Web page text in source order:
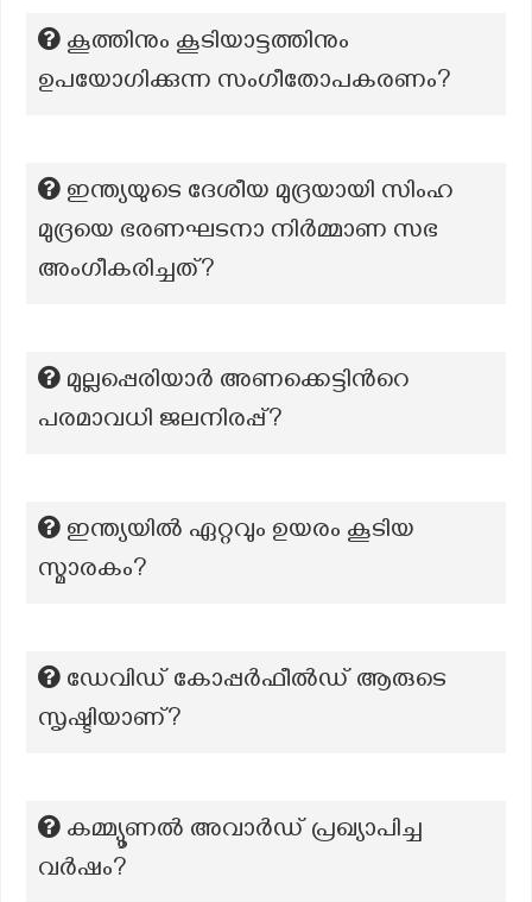
കൂത്തിനും കൂടിയാട്ടത്തിനും
ഉപയോഗിക്കുന്ന സംഗീതോപകരണം?
ഇന്ത്യയുടെ ദേശീയ മുദ്രയായി സിംഹ
മുദ്രയെ ഭരണഘടനാ നിർമ്മാണ സഭ
അംഗീകരിച്ചത്?
മുല്ലപ്പെരിയാർ അണക്കെട്ടിന്‍റെ
പരമാവധി ജലനിരപ്പ്?
ഇന്ത്യയിൽ ഏറ്റവും ഉയരം കൂടിയ
സ്മാരകം?
ഡേവിഡ് കോപ്പർഫീൽഡ് ആരുടെ
സൃഷ്ടിയാണ്?
കമ്മ്യൂണൽ അവാർഡ് പ്രഖ്യാപിച്ച
വർഷം?